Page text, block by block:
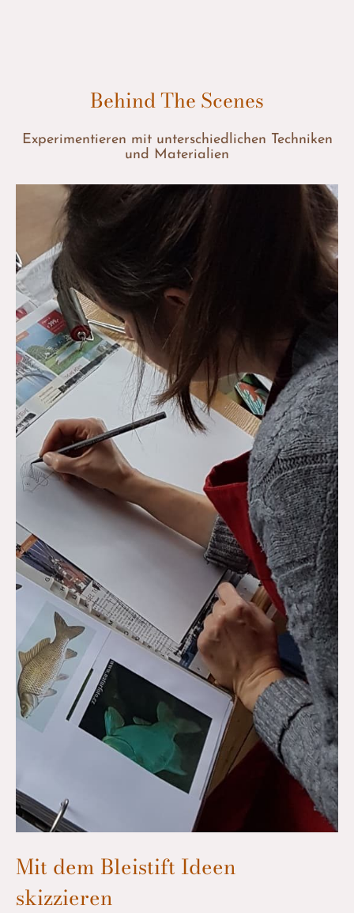
Behind The Scenes
Experimentieren mit unterschiedlichen Techniken
und Materialien
Mit dem Bleistift Ideen
skizzieren